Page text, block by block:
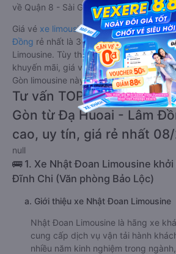
về Quận 8 - Sài Gòn từ Đạ Huoai - Lâm
Giá vé xe limousine đi Quận 8 - Sài Gòn
Đồng rẻ nhất là 300000VND của hãng
Limousine. Tùy thuộc vào vị trí ngồi của
khuyến mãi, giá vé Xe Đạ Huoai - Lâm
Gòn limousine này có thể sẽ rẻ hơn
Tư vấn TOP 1 xe khách đi
Gòn từ Đạ Huoai - Lâm
cao, uy tín, giá rẻ nhất
null
🚌 1. Xe Nhật Đoan Limousine
Đĩnh Chi (Văn phòng Bảo Lộc)
a. Giới thiệu xe Nhật Đoan Limousine
Nhật Đoan Limousine là hãng xe
cung cấp dịch vụ vận tải hành
nhiều năm kinh nghiệm trong